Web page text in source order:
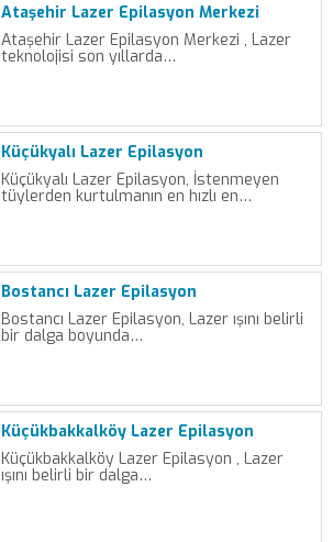
Ataşehir Lazer Epilasyon Merkezi
Ataşehir Lazer Epilasyon Merkezi , Lazer
teknolojisi son yıllarda…
Küçükyalı Lazer Epilasyon
Küçükyalı Lazer Epilasyon, İstenmeyen
tüylerden kurtulmanın en hızlı en…
Bostancı Lazer Epilasyon
Bostancı Lazer Epilasyon, Lazer ışını belirli
bir dalga boyunda…
Küçükbakkalköy Lazer Epilasyon
Küçükbakkalköy Lazer Epilasyon , Lazer
ışını belirli bir dalga…